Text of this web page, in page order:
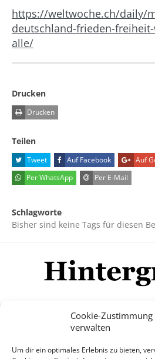
Cookie-Zustimmung
verwalten
Um dir ein optimales Erlebnis zu bieten,
https://weltwoche.ch/daily/
deutschland-frieden-
alle/
Drucken
Drucken
Teilen
Tweet Auf Facebook Auf
Per WhatsApp
Per E-Mail
Schlagworte
Bisher sind keine Tags für diesen